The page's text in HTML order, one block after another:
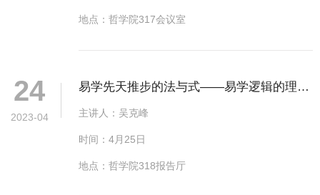
地点：哲学院317会议室
24
2023-04
易学先天推步的法与式——易学逻辑的理论
与系统
主讲人：吴克峰
时间：4月25日
地点：哲学院318报告厅